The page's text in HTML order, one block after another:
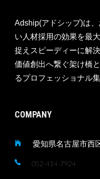
Adship(アドシップ)は
い人材採用の効果を最
捉えスピーディーに解
価値創出へ繋ぐ架け橋
るプロフェッショナル
COMPANY
愛知県名古屋市西
052-414-7924